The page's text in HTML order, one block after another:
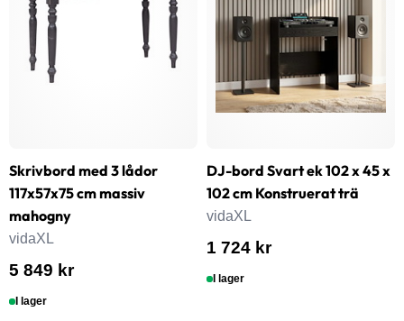
Skrivbord med 3 lådor
117x57x75 cm massiv
mahogny
vidaXL
5 849 kr
I lager
DJ-bord Svart ek 102 x 45 x
102 cm Konstruerat trä
vidaXL
1 724 kr
I lager